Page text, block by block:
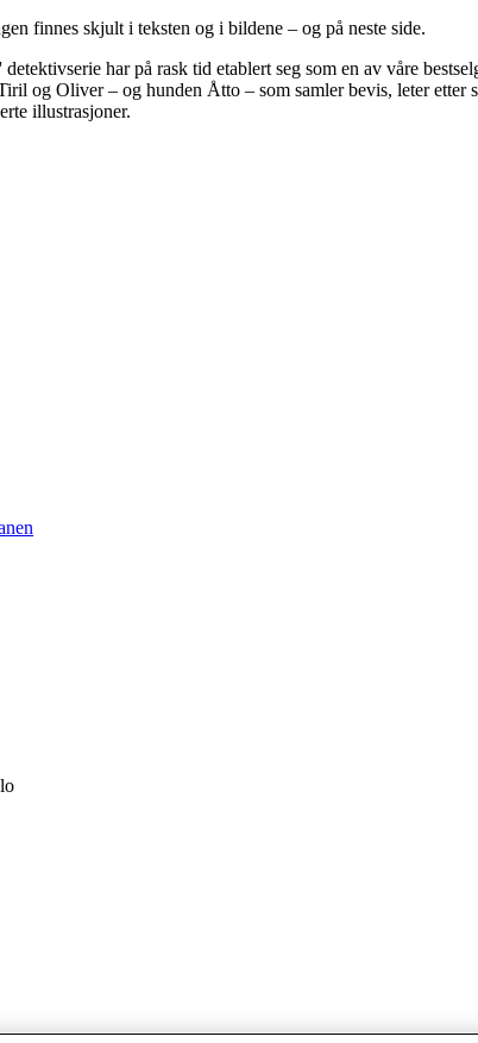
finnes skjult i teksten og i bildene – og på neste side.
har på rask tid etablert seg som en av våre
og Oliver – og hunden Åtto – som samler bevis, leter
illustrasjoner.